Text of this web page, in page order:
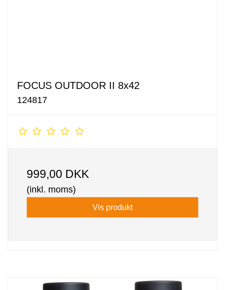
FOCUS OUTDOOR II 8x42
124817
999,00 DKK
(inkl. moms)
Vis produkt